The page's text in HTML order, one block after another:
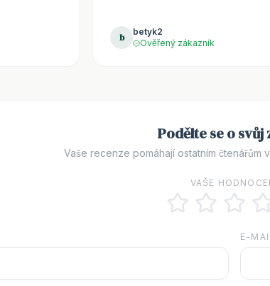
b
betyk2
Ověřený zákazník
Podělte se o svůj
Vaše recenze pomáhají ostatním čtenářům
VAŠE
E-